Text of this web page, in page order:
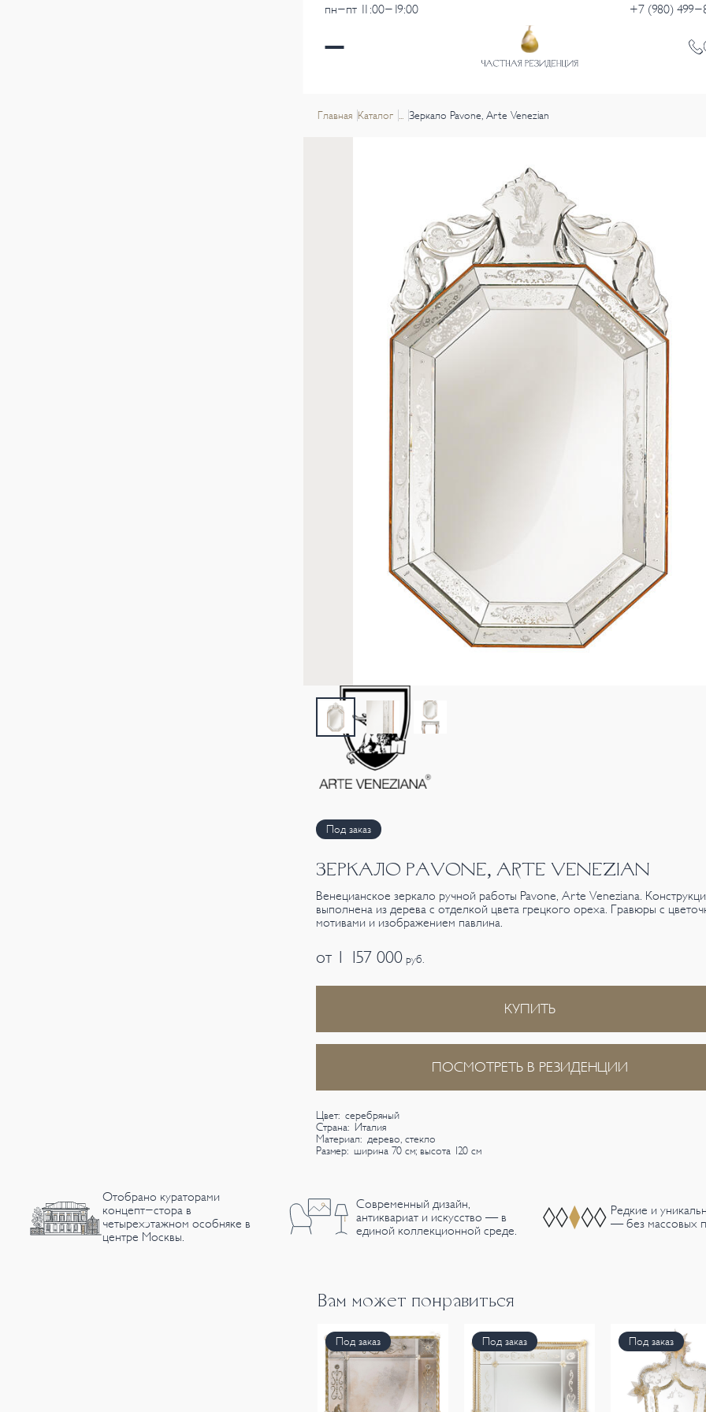
пн-пт 11:00-19:00 +7 (980)
Главная Каталог ... Зеркало Pavone, Arte Venezian
Под заказ
ЗЕРКАЛО PAVONE, ARTE VENEZIAN
Венецианское зеркало ручной работы Pavone, Arte Veneziana.
выполнена из дерева с отделкой цвета грецкого ореха. Гравюры с
мотивами и изображением павлина.
от 1 157 000руб.
КУПИТЬ
ПОСМОТРЕТЬ В РЕЗИДЕНЦИИ
Цвет: серебряный
Страна: Италия
Материал: дерево, стекло
Размер: ширина 70 см; высота 120 см
Отобрано кураторами
концепт-стора в
четырехэтажном особняке в
центре Москвы.
Современный дизайн,
антиквариат и искусство — в
единой коллекционной среде.
Редкие и
— без массовых
Вам может понравиться
Под заказ Под заказ Под заказ